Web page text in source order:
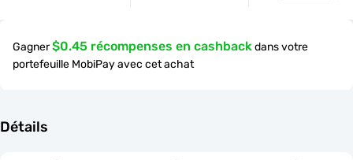
Gagner$0.45 récompenses en cashbackdans votre
portefeuille MobiPay avec cet achat
Détails